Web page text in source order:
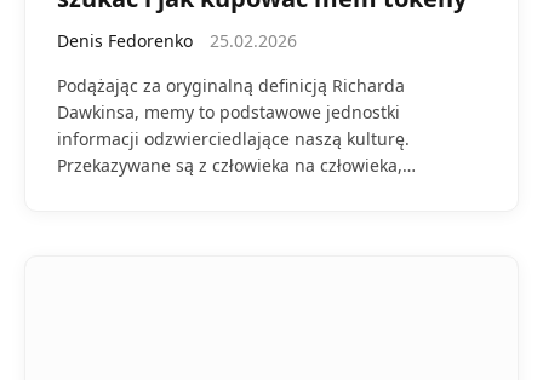
Denis Fedorenko
25.02.2026
Podążając za oryginalną definicją Richarda
Dawkinsa, memy to podstawowe jednostki
informacji odzwierciedlające naszą kulturę.
Przekazywane są z człowieka na człowieka,…